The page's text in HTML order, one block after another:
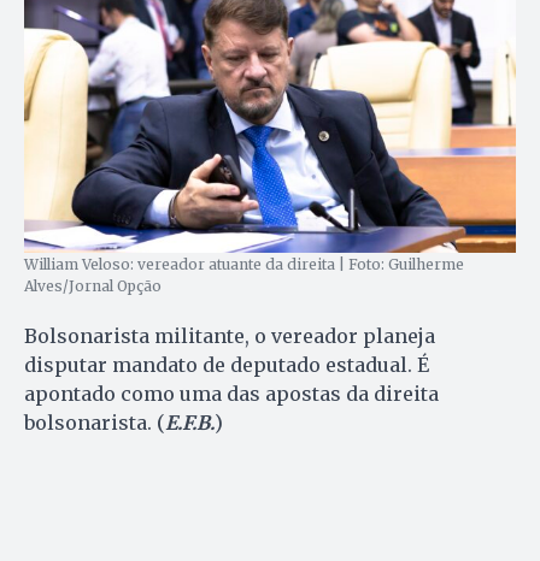
William Veloso: vereador atuante da direita | Foto: Guilherme
Alves/Jornal Opção
Bolsonarista militante, o vereador planeja
disputar mandato de deputado estadual. É
apontado como uma das apostas da direita
bolsonarista. (E.F.B.)